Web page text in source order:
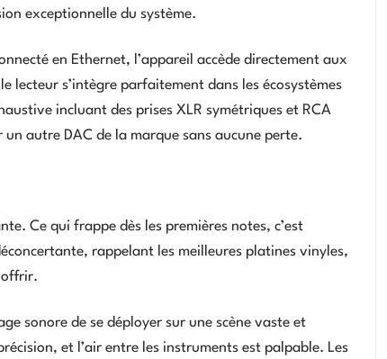
exceptionnelle du système.
en Ethernet, l’appareil accède directement aux
lecteur s’intègre parfaitement dans les écosystèmes
incluant des prises XLR symétriques et RCA
autre DAC de la marque sans aucune perte.
Ce qui frappe dès les premières notes, c’est
rappelant les meilleures platines vinyles,
offrir.
sonore de se déployer sur une scène vaste et
et l’air entre les instruments est palpable. Les